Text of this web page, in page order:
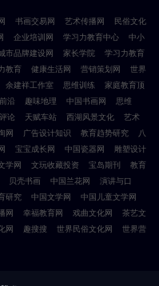
书画交易网 艺术传播网
民俗文化
企业培训网 学习力教育中心
中小
市品牌建设网 家长学院
学习力教育
教育 健康生活网 营销策划网
世界
余建祥工作室 思维训练
家庭教育顶
沿 趣味地理 中国书画网
思维
论 天赋车站 西湖风景文化
艺术
网 广告设计知识 教育趋势研究
八
宝宝成长网 中国瓷器网
雕塑设计
学网 文玩收藏投资 宝岛期刊
教育
贝壳书画 中国兰花网
演讲与口
研究 中国文学网
中国儿童文学网
网 幸福教育网 戏曲文化网
茶艺文
网 趣搜搜 世界民俗文化网
世界营